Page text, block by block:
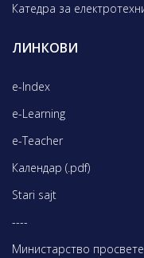
Катедра за
ЛИНКОВИ
e-Index
e-Learning
e-Teacher
Календар (.pdf)
Stari sajt
----
Министарство просвете